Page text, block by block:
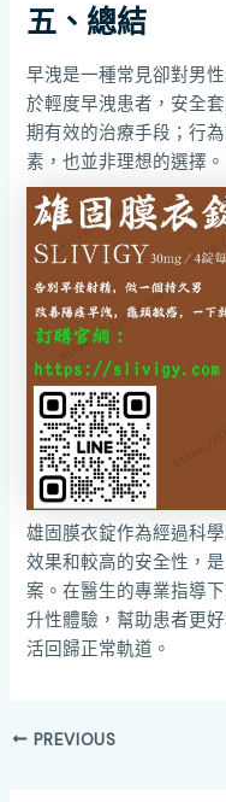
五、總結
早洩是一種常見卻對男
於輕度早洩患者，安全
期有效的治療手段；行
素，也並非理想的選擇。
雄固膜衣錠作為經過科
效果和較高的安全性，
案。在醫生的專業指導
升性體驗，幫助患者更
活回歸正常軌道。
PREVIOUS